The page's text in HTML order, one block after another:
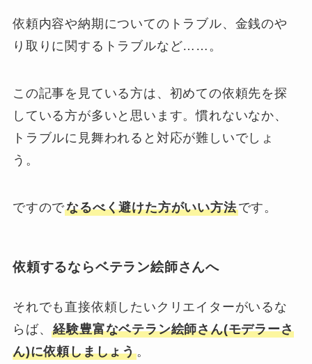
依頼内容や納期についてのトラブル、金銭のや
り取りに関するトラブルなど……。
この記事を見ている方は、初めての依頼先を探
している方が多いと思います。慣れないなか、
トラブルに見舞われると対応が難しいでしょ
う。
ですのでなるべく避けた方がいい方法です。
依頼するならベテラン絵師さんへ
それでも直接依頼したいクリエイターがいるな
らば、経験豊富なベテラン絵師さん(モデラーさ
ん)に依頼しましょう。